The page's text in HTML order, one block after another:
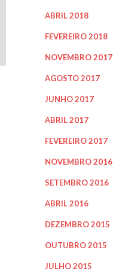
ABRIL 2018
FEVEREIRO 2018
NOVEMBRO 2017
AGOSTO 2017
JUNHO 2017
ABRIL 2017
FEVEREIRO 2017
NOVEMBRO 2016
SETEMBRO 2016
ABRIL 2016
DEZEMBRO 2015
OUTUBRO 2015
JULHO 2015